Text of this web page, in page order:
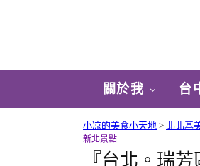
關於我 台
小凉的美食小天地 > 北北基
新北景點
『台北。瑞